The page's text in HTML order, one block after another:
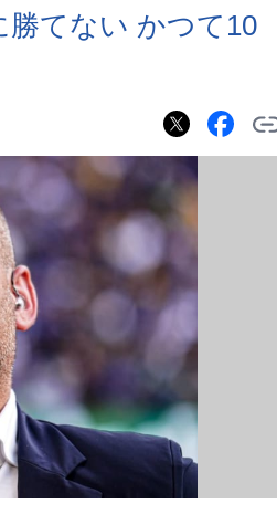
てない かつて10